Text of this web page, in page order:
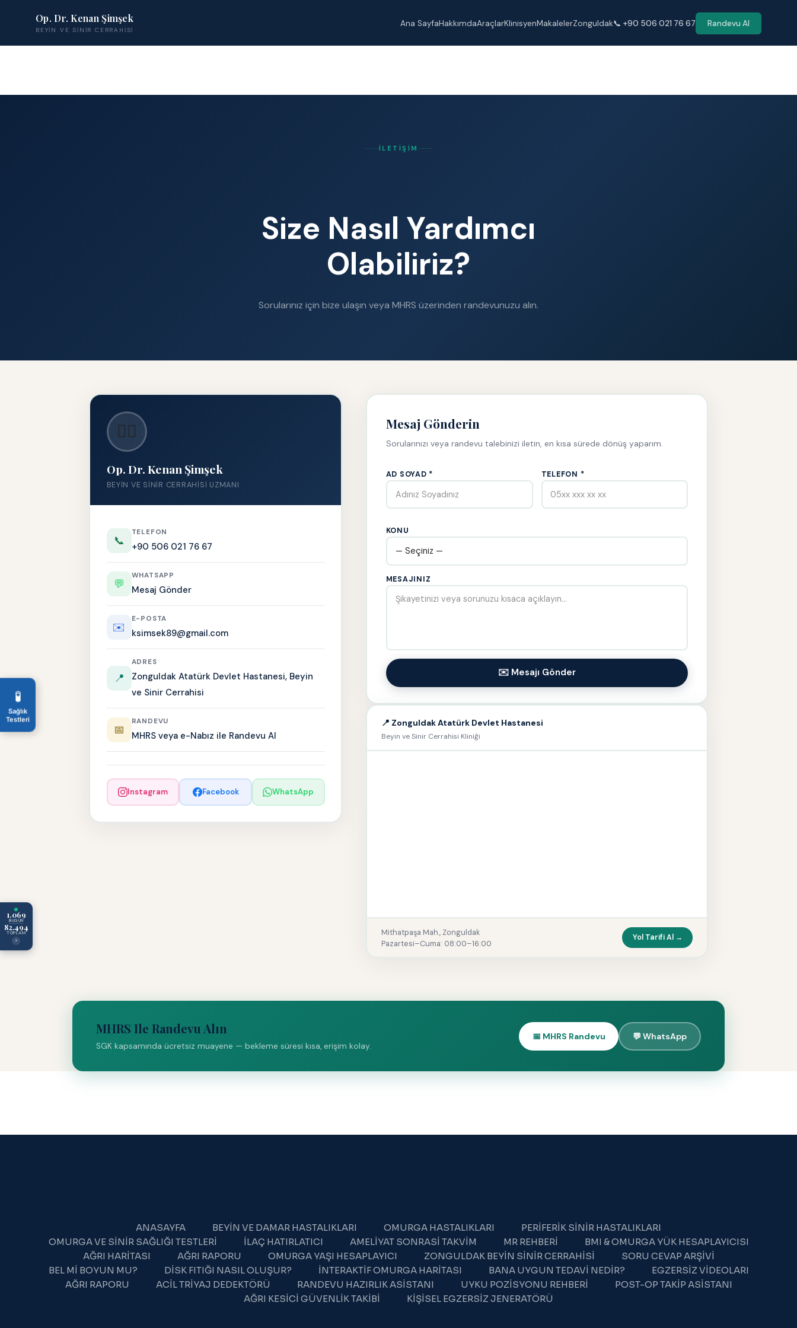
1.069
BUGÜN
82.494
TOPLAM
×
Op. Dr. Kenan Şimşek
BEYIN VE SINIR CERRAHISI
Ana SayfaHakkımdaAraçlarKlinisyenMakalelerZonguldak📞 +90 506 021 76 67 Randevu Al
İLETIŞIM
Size Nasıl Yardımcı
Olabiliriz?
Sorularınız için bize ulaşın veya MHRS üzerinden randevunuzu alın.
👨‍⚕️
Op. Dr. Kenan Şimşek
BEYIN VE SINIR CERRAHISI UZMANI
📞
TELEFON
+90 506 021 76 67
💬
WHATSAPP
Mesaj Gönder
✉️
E-POSTA
ksimsek89@gmail.com
📍
ADRES
Zonguldak Atatürk Devlet Hastanesi, Beyin
ve Sinir Cerrahisi
📅
RANDEVU
MHRS veya e-Nabız ile Randevu Al
Instagram Facebook WhatsApp
Mesaj Gönderin
Sorularınızı veya randevu talebinizi iletin, en kısa sürede dönüş yaparım.
AD SOYAD * TELEFON *
KONU
MESAJINIZ
✉️ Mesajı Gönder
📍 Zonguldak Atatürk Devlet Hastanesi
Beyin ve Sinir Cerrahisi Kliniği
Mithatpaşa Mah., Zonguldak
Pazartesi–Cuma: 08:00–16:00
Yol Tarifi Al →
MHRS Ile Randevu Alın
SGK kapsamında ücretsiz muayene — bekleme süresi kısa, erişim kolay.
📅 MHRS Randevu 💬 WhatsApp
ANASAYFA BEYIN VE DAMAR HASTALIKLARI OMURGA HASTALIKLARI
PERIFERIK SINIR HASTALIKLARI
OMURGA VE SINIR SAĞLIĞI TESTLERI
İLAÇ HATIRLATICI AMELIYAT SONRASI TAKVIM MR REHBERI
BMI & OMURGA YÜK HESAPLAYICISI
AĞRI HARITASI
AĞRI RAPORU OMURGA YAŞI HESAPLAYICI ZONGULDAK BEYIN SINIR CERRAHISI
SORU CEVAP ARŞIVI
BEL MI BOYUN MU?
DISK FITIĞI NASIL OLUŞUR? İNTERAKTIF OMURGA HARITASI BANA UYGUN TEDAVI NEDIR?
EGZERSIZ VIDEOLARI
AĞRI RAPORU
ACIL TRIYAJ DEDEKTÖRÜ RANDEVU HAZIRLIK ASISTANI UYKU POZISYONU REHBERI
POST-OP TAKIP ASISTANI
AĞRI KESICI GÜVENLIK TAKIBI
KIŞISEL EGZERSIZ JENERATÖRÜ
🧪
Sağlık
Testleri